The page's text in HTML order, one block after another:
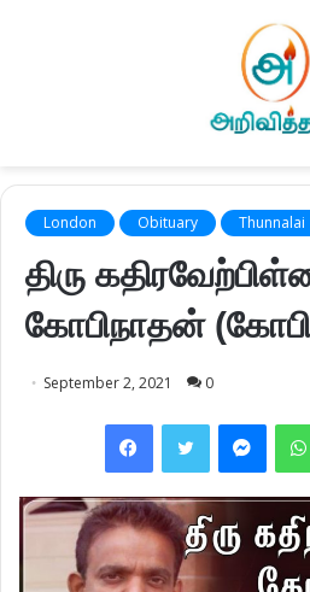
London Obituary Thunnalai
திரு
கோபிநாதன்
September 2, 2021 0
FacebookTwitter